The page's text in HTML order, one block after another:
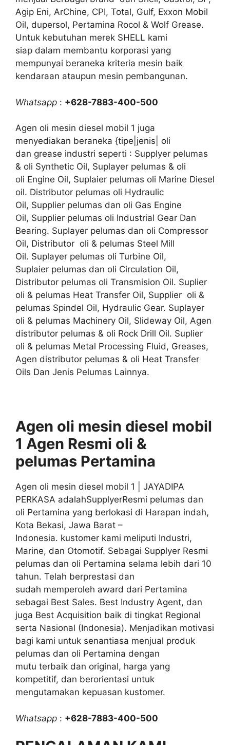
Agip Eni, ArChine, CPI, Total, Gulf, Exxon Mobil
Oil, dupersol, Pertamina Rocol & Wolf Grease.
Untuk kebutuhan merek SHELL kami
siap dalam membantu korporasi yang
mempunyai beraneka kriteria mesin baik
kendaraan ataupun mesin pembangunan.
Whatsapp : +628-7883-400-500
Agen oli mesin diesel mobil 1 juga
menyediakan beraneka {tipe|jenis| oli
dan grease industri seperti : Supplyer pelumas
& oli Synthetic Oil, Suplayer pelumas & oli
oli Engine Oil, Suplaier pelumas oli Marine Diesel
oil. Distributor pelumas oli Hydraulic
Oil, Supplier pelumas dan oli Gas Engine
Oil, Supplier pelumas oli Industrial Gear Dan
Bearing. Suplayer pelumas dan oli Compressor
Oil, Distributor oli & pelumas Steel Mill
Oil. Suplayer pelumas oli Turbine Oil,
Suplaier pelumas dan oli Circulation Oil,
Distributor pelumas oli Transmision Oil. Suplier
oli & pelumas Heat Transfer Oil, Supplier oli &
pelumas Spindel Oil, Hydraulic Gear. Suplayer
oli & pelumas Machinery Oil, Slideway Oil, Agen
distributor pelumas & oli Rock Drill Oil. Suplier
oli & pelumas Metal Processing Fluid, Greases,
Agen distributor pelumas & oli Heat Transfer
Oils Dan Jenis Pelumas Lainnya.
Agen oli mesin diesel mobil
1 Agen Resmi oli &
pelumas Pertamina
Agen oli mesin diesel mobil 1 | JAYADIPA
PERKASA adalahSupplyerResmi pelumas dan
oli Pertamina yang berlokasi di Harapan indah,
Kota Bekasi, Jawa Barat –
Indonesia. kustomer kami meliputi Industri,
Marine, dan Otomotif. Sebagai Supplyer Resmi
pelumas dan oli Pertamina selama lebih dari 10
tahun. Telah berprestasi dan
sudah memperoleh award dari Pertamina
sebagai Best Sales. Best Industry Agent, dan
juga Best Acquisition baik di tingkat Regional
serta Nasional (Indonesia). Menjadikan motivasi
bagi kami untuk senantiasa menjual produk
pelumas dan oli Pertamina dengan
mutu terbaik dan original, harga yang
kompetitif, dan berorientasi untuk
mengutamakan kepuasan kustomer.
Whatsapp : +628-7883-400-500